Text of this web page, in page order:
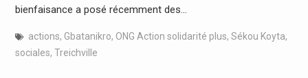
bienfaisance a posé récemment des…
actions, Gbatanikro, ONG Action solidarité plus, Sékou Koyta,
sociales, Treichville